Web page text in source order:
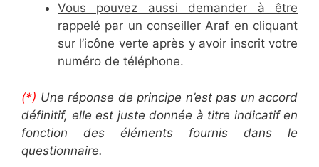
Vous pouvez aussi demander à être
rappelé par un conseiller Araf en cliquant
sur l’icône verte après y avoir inscrit votre
numéro de téléphone.
(*) Une réponse de principe n’est pas un accord
définitif, elle est juste donnée à titre indicatif en
fonction des éléments fournis dans le
questionnaire.